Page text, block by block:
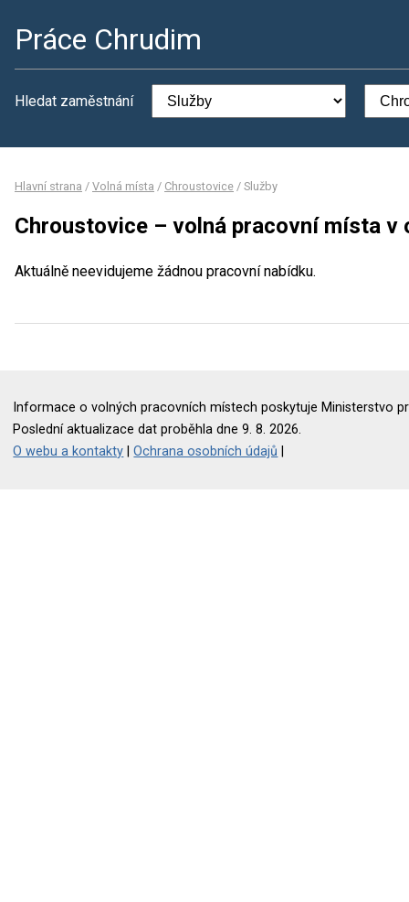
Práce Chrudim
Hledat zaměstnání
Hlavní strana / Volná místa / Chroustovice / Služby
Chroustovice – volná pracovní místa v
Aktuálně neevidujeme žádnou pracovní nabídku.
Informace o volných pracovních místech poskytuje Ministerstvo
Poslední aktualizace dat proběhla dne 9. 8. 2026.
O webu a kontakty |Ochrana osobních údajů